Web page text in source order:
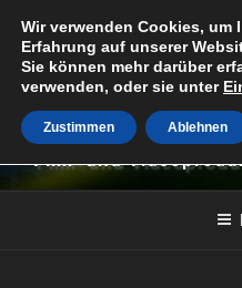
Inhalt
springen
TOR 1 – Die
Film- und
Wir verwenden Cookies, um
Erfahrung auf unserer
Sie können mehr darüber
verwenden, oder sie unter
Zustimmen Ablehnen